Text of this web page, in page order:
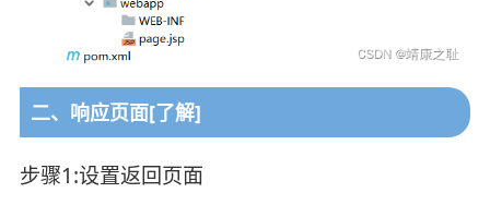
二、响应页面[了解]
步骤1:设置返回页面